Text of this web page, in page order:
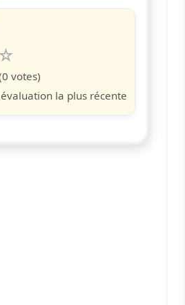
1 a 10 étoiles
votes)
la plus récente